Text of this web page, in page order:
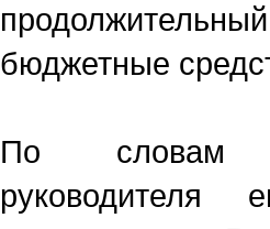
бюджетные
По словам
руководителя